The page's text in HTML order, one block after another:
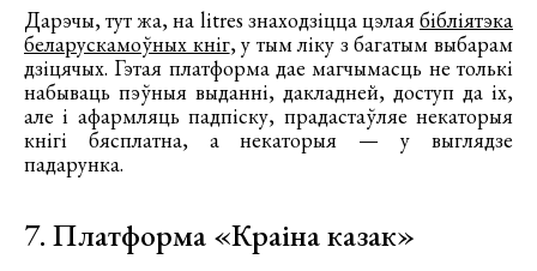
Дарэчы, тут жа, на litres знаходзіцца цэлаябібліятэка
беларускамоўных кніг, у тым ліку з багатым выбарам
дзіцячых. Гэтая платформа дае магчымасць не толькі
набываць пэўныя выданні, дакладней, доступ да іх,
але і афармляць падпіску, прадастаўляе некаторыя
кнігі бясплатна, а некаторыя — у выглядзе
падарунка.
7. Платформа «Краіна казак»